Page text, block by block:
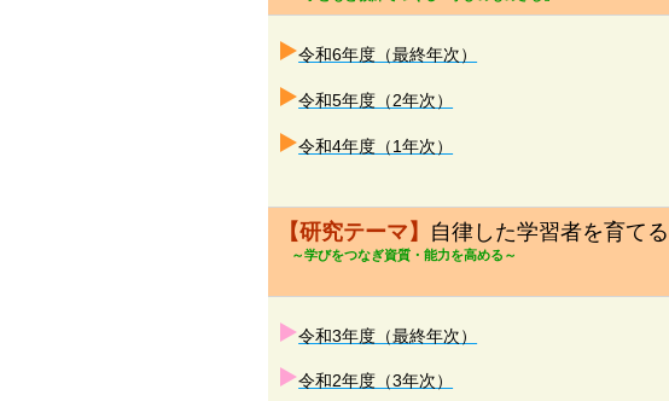
令和6年度（最終年次）
令和5年度（2年次）
令和4年度（1年次）
【研究テーマ】 自律した学習者を育てる
～学びをつなぎ資質・能力を高める～
令和3年度（最終年次）
令和2年度（3年次）